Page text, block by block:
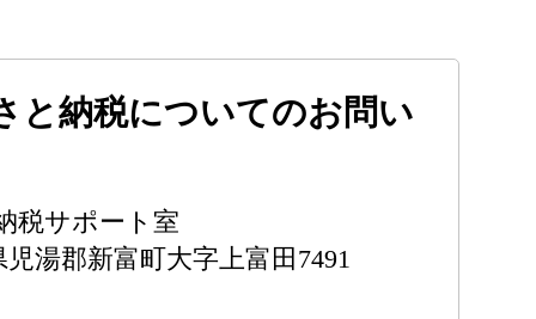
納税についてのお問い
税サポート室
湯郡新富町大字上富田7491